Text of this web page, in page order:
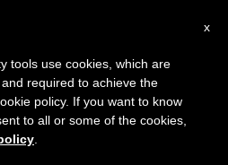
×
agosto haremos la pausa
en el periodo de verano
y también el
x
tools use cookies, which are
required to achieve the
policy. If you want to know
to all or some of the cookies,